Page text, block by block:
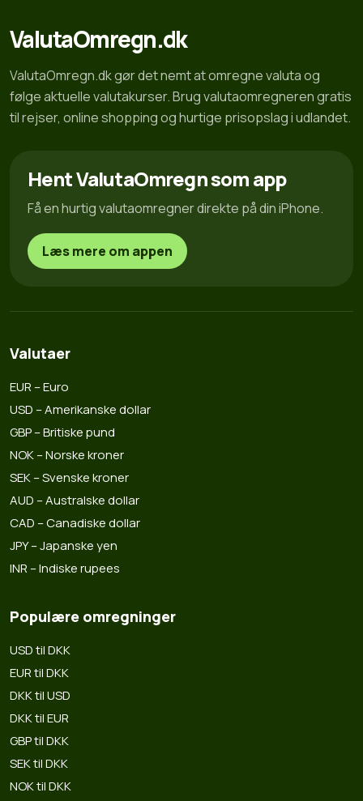
ValutaOmregn.dk
ValutaOmregn.dk gør det nemt at omregne valuta og
følge aktuelle valutakurser. Brug valutaomregneren gratis
til rejser, online shopping og hurtige prisopslag i udlandet.
Hent ValutaOmregn som app
Få en hurtig valutaomregner direkte på din iPhone.
Læs mere om appen
Valutaer
EUR – Euro
USD – Amerikanske dollar
GBP – Britiske pund
NOK – Norske kroner
SEK – Svenske kroner
AUD – Australske dollar
CAD – Canadiske dollar
JPY – Japanske yen
INR – Indiske rupees
Populære omregninger
USD til DKK
EUR til DKK
DKK til USD
DKK til EUR
GBP til DKK
SEK til DKK
NOK til DKK